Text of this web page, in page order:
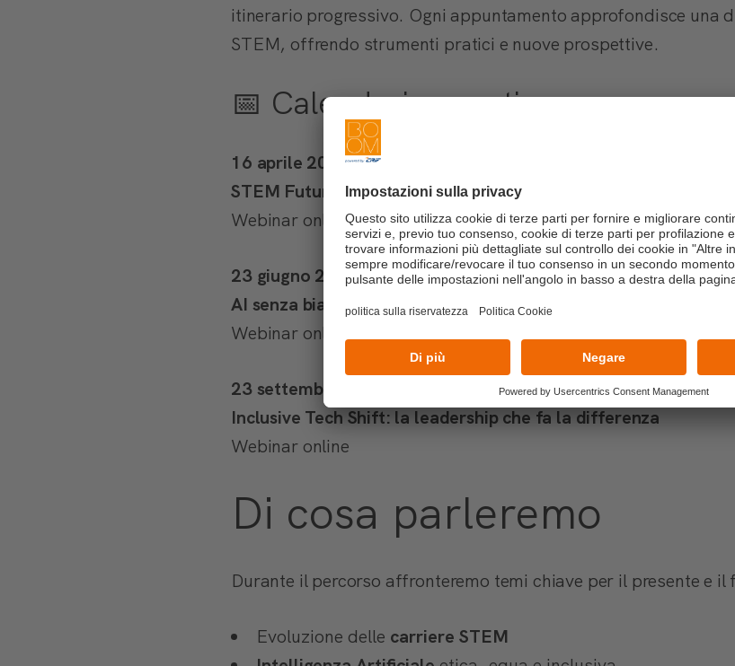
itinerario progressivo. Ogni appuntamento approfondisce una
STEM, offrendo strumenti pratici e nuove prospettive.
📅 Calendario eventi
16 aprile 2026 | 10.00 – 11.30
STEM Futures: costruire competenze e reti nell’era dell’AI
Webinar online
23 giugno 2026 | 10.00 – 11.30
AI senza bias
Webinar online
23 settembre 2026 | 10.00 – 11.30
Inclusive Tech Shift: la leadership che fa la differenza
Webinar online
Di cosa parleremo
Durante il percorso affronteremo temi chiave per il presente e
Evoluzione delle carriere STEM